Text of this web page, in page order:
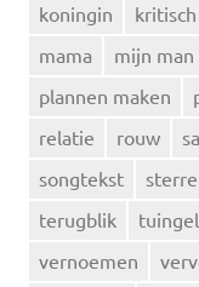
koningin
mama
mijn man
plannen maken
relatie
rouw
songtekst
terugblik
vernoemen